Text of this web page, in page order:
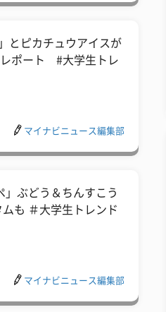
とピカチュウアイスが
レポート #大学生トレ
マイナビニュース編集部
」ぶどう＆ちんすこう
も ＃大学生トレンド
マイナビニュース編集部